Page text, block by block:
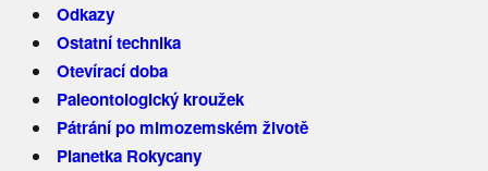
Odkazy
Ostatní technika
Otevírací doba
Paleontologický kroužek
Pátrání po mimozemském životě
Planetka Rokycany